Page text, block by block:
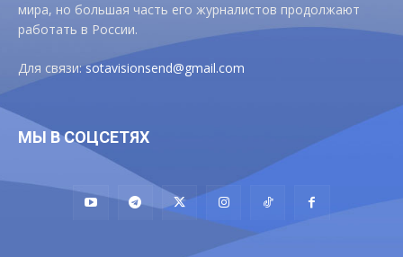
мира, но большая часть его журналистов продолжают
работать в России.
Для связи:sotavisionsend@gmail.com
МЫ В СОЦСЕТЯХ